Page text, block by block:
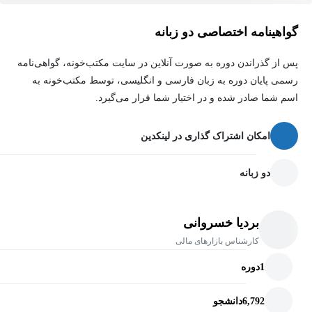
استراتژی‌های معاملاتی در شرایط پرریسک، بررسی روانشناسی بازار
و ویژگی‌های یک سیستم معاملاتی مناسب.
۴. تحلیل، ارزش‌گذاری و انتخاب سهام
ارزش و قیمت بازار، آموزش نحوه مطالعه گزارشات مالی، درک زبان
با سرمایه‌گذاری‌های فیزیکی و شناسایی فرصت‌ها در بازارهای مالی.
بررسی راهکارهای عملی برای سرمایه‌گذاری هوشمندانه و کسب درآمد
غیرفعال، درک عمیق صورت‌های مالی، آموزش کامل گزارشات سود و
گواهینامه اختصاصی دو زبانه
پس از گذراندن دوره به صورت آنلاین در سایت مکتب‌خونه، گواهی‌نامه
رسمی پایان دوره به زبان فارسی و انگلیسی، توسط مکتب‌خونه به
اسم شما صادر شده و در اختیار شما قرار می‌گیرد.
امکان اشتراک گذاری در لینکدین
دو زبانه
بردیا خسروانی
کارشناس بازارهای مالی
1دوره
6,792دانشجو